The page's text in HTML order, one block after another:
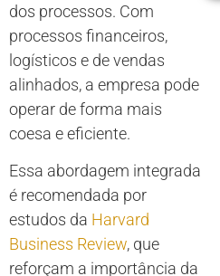
dos processos. Com
processos financeiros,
logísticos e de vendas
alinhados, a empresa pode
operar de forma mais
coesa e eficiente.
Essa abordagem integrada
é recomendada por
estudos da Harvard
Business Review, que
reforçam a importância da